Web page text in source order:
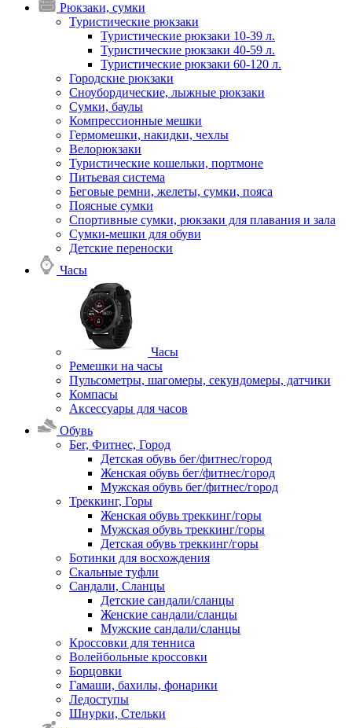
Рюкзаки, сумки
Туристические рюкзаки
Туристические рюкзаки 10-39 л.
Туристические рюкзаки 40-59 л.
Туристические рюкзаки 60-120 л.
Городские рюкзаки
Сноубордические, лыжные рюкзаки
Сумки, баулы
Компрессионные мешки
Гермомешки, накидки, чехлы
Велорюкзаки
Туристические кошельки, портмоне
Питьевая система
Беговые ремни, желеты, сумки, пояса
Поясные сумки
Спортивные сумки, рюкзаки для плавания и зала
Сумки-мешки для обуви
Детские переноски
Часы
Часы
Ремешки на часы
Пульсометры, шагомеры, секундомеры, датчики
Компасы
Аксессуары для часов
Обувь
Бег, Фитнес, Город
Детская обувь бег/фитнес/город
Женская обувь бег/фитнес/город
Мужская обувь бег/фитнес/город
Треккинг, Горы
Женская обувь треккинг/горы
Мужская обувь треккинг/горы
Детская обувь треккинг/горы
Ботинки для восхождения
Скальные туфли
Сандали, Сланцы
Детские сандали/сланцы
Женские сандали/сланцы
Мужские сандали/сланцы
Кроссовки для тенниса
Волейбольные кроссовки
Борцовки
Гамаши, бахилы, фонарики
Ледоступы
Шнурки, Стельки